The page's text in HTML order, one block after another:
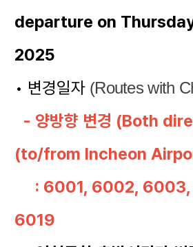
departure on
2025
• 변경일자 (Routes with
- 양방향 변경 (Both
(to/from Incheon
: 6001, 6002, 6003,
6019